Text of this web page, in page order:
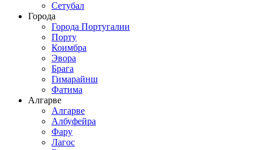
Сетубал
Города
Города Португалии
Порту
Коимбра
Эвора
Брага
Гимарайнш
Фатима
Алгарве
Алгарве
Албуфейра
Фару
Лагос